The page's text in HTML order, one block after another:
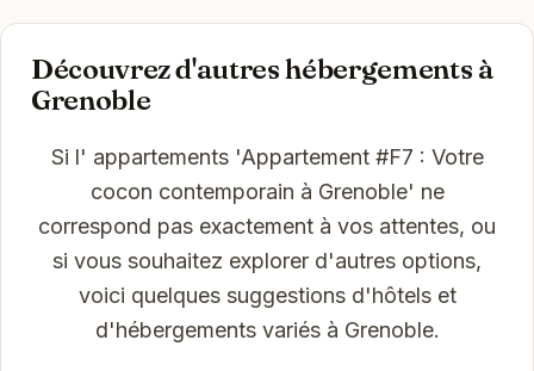
Découvrez d'autres hébergements à
Grenoble
Si l' appartements 'Appartement #F7 : Votre
cocon contemporain à Grenoble' ne
correspond pas exactement à vos attentes, ou
si vous souhaitez explorer d'autres options,
voici quelques suggestions d'hôtels et
d'hébergements variés à Grenoble.